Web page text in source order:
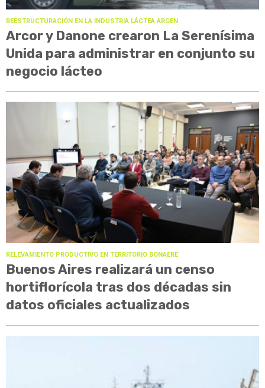
REESTRUCTURACIÓN EN LA INDUSTRIA LÁCTEA ARGEN
Arcor y Danone crearon La Serenísima
Unida para administrar en conjunto su
negocio lácteo
RELEVAMIENTO PRODUCTIVO EN TERRITORIO BONAERE
Buenos Aires realizará un censo
hortiflorícola tras dos décadas sin
datos oficiales actualizados